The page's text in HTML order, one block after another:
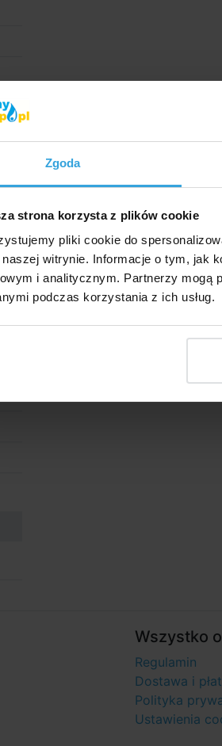
Zgoda
strona korzysta z plików cookie
pliki cookie do
naszej witrynie. Informacje o tym, jak
i analitycznym. Partnerzy mogą
podczas korzystania z ich usług.
Wszystko
Regulamin
Dostawa i
Polityka
Ustawienia